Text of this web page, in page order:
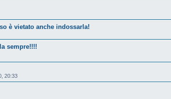
è vietato anche indossarla!
sempre!!!!
20:33